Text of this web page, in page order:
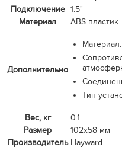
Подключение 1.5"
Материал
ABS пластик
Дополнительно
Тип
Вес, кг
0.1
Размер
102х58 мм
Производитель Hayward